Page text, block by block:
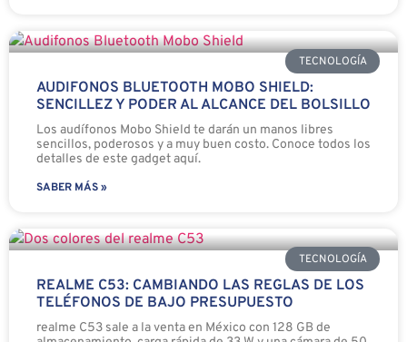
TECNOLOGÍA
AUDIFONOS BLUETOOTH MOBO SHIELD:
SENCILLEZ Y PODER AL ALCANCE DEL BOLSILLO
Los audífonos Mobo Shield te darán un manos libres
sencillos, poderosos y a muy buen costo. Conoce todos los
detalles de este gadget aquí.
SABER MÁS »
TECNOLOGÍA
REALME C53: CAMBIANDO LAS REGLAS DE LOS
TELÉFONOS DE BAJO PRESUPUESTO
realme C53 sale a la venta en México con 128 GB de